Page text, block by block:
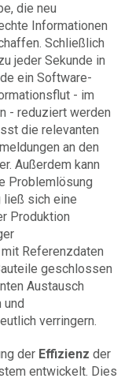
die neu
Informationen
Schließlich
jeder Sekunde in
ein Software-
- im
- reduziert werden
die relevanten
an den
Außerdem kann
Problemlösung
sich eine
Produktion
Referenzdaten
geschlossen
Austausch
verringern.
der Effizienz der
entwickelt. Dies